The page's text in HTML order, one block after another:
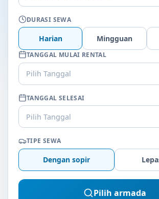
DURASI SEWA
Harian Mingguan
TANGGAL MULAI RENTAL
Pilih Tanggal
TANGGAL SELESAI
Pilih Tanggal
TIPE SEWA
Dengan sopir
Pilih armada